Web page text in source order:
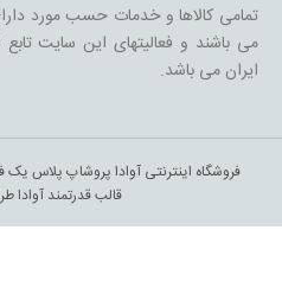
تمامی کالاها و خدمات حسب مورد
می باشند و فعالیتهای این سایت
ایران می باشد.
فروشگاه اینترنتی آوادا پروشاپ پلاس
قالب قدرتمند